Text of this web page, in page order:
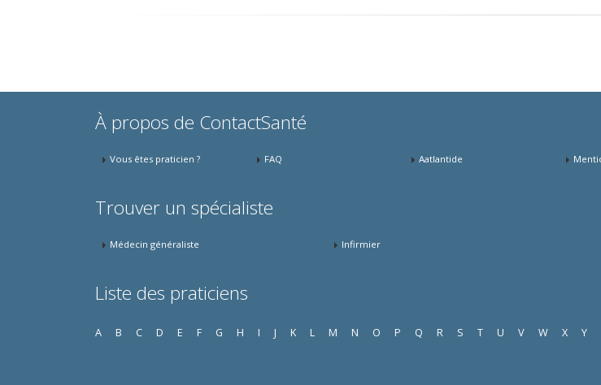
À propos de ContactSanté
Vous êtes praticien ? FAQ Aatlantide
Trouver un spécialiste
Médecin généraliste Infirmier
Liste des praticiens
A B C D E F G H I J K L M N O P Q R S T U V W X Y